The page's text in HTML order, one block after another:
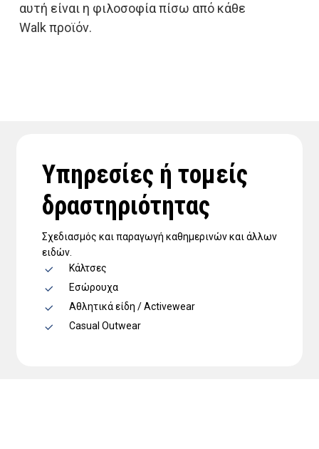
αυτή είναι η φιλοσοφία πίσω από κάθε
Walk προϊόν.
Υπηρεσίες ή τομείς
δραστηριότητας
Σχεδιασμός και παραγωγή καθημερινών και άλλων
ειδών.
Κάλτσες
Εσώρουχα
Αθλητικά είδη / Activewear
Casual Outwear